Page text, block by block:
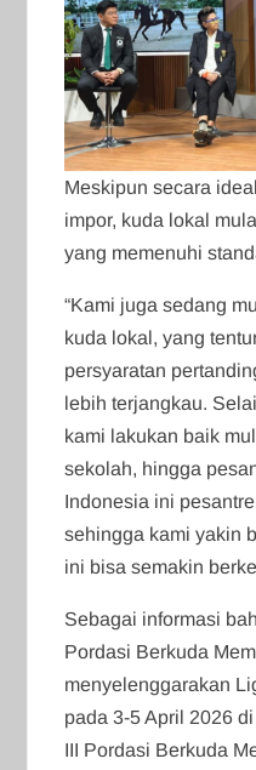
Meskipun secara
impor, kuda lokal
yang memenuhi
“Kami juga sedang
kuda lokal, yang
persyaratan
lebih terjangkau.
kami lakukan baik
sekolah, hingga
Indonesia ini
sehingga kami yakin
ini bisa semakin
Sebagai informasi
Pordasi Berkuda
menyelenggarakan
pada 3-5 April 2026
III Pordasi Berkuda